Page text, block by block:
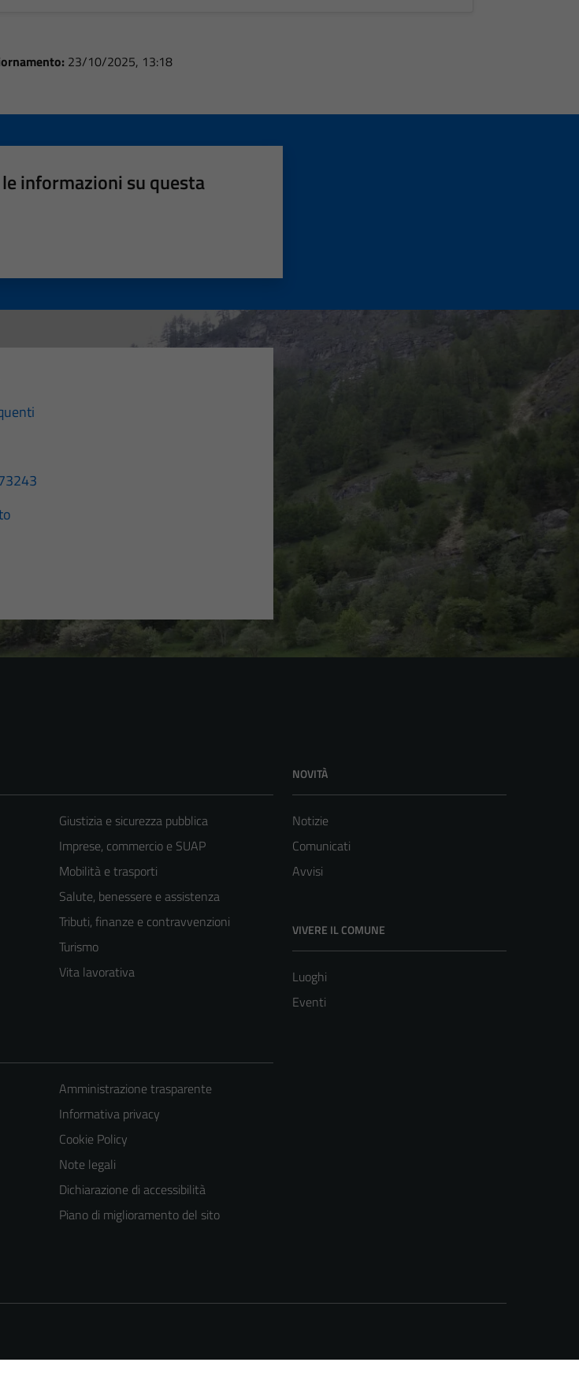
23/10/2025, 13:18
informazioni su questa
Giustizia e sicurezza pubblica
Imprese, commercio e SUAP
Mobilità e trasporti
Salute, benessere e assistenza
Tributi, finanze e contravvenzioni
Turismo
Vita lavorativa
NOVITÀ
Notizie
Comunicati
Avvisi
VIVERE IL COMUNE
Luoghi
Eventi
Amministrazione trasparente
Informativa privacy
Cookie Policy
Note legali
Dichiarazione di accessibilità
Piano di miglioramento del sito
Tecnici
funzionamento
essere